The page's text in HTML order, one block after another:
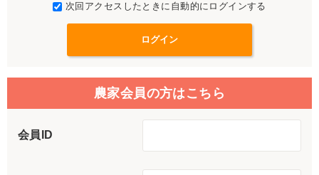
次回アクセスしたときに自動的にログインする
農家会員の方はこちら
会員ID